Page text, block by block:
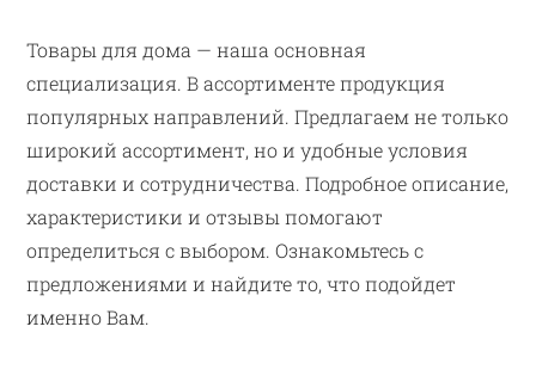
Товары для дома — наша основная
специализация. В ассортименте продукция
популярных направлений. Предлагаем не только
широкий ассортимент, но и удобные условия
доставки и сотрудничества. Подробное описание,
характеристики и отзывы помогают
определиться с выбором. Ознакомьтесь с
предложениями и найдите то, что подойдет
именно Вам.